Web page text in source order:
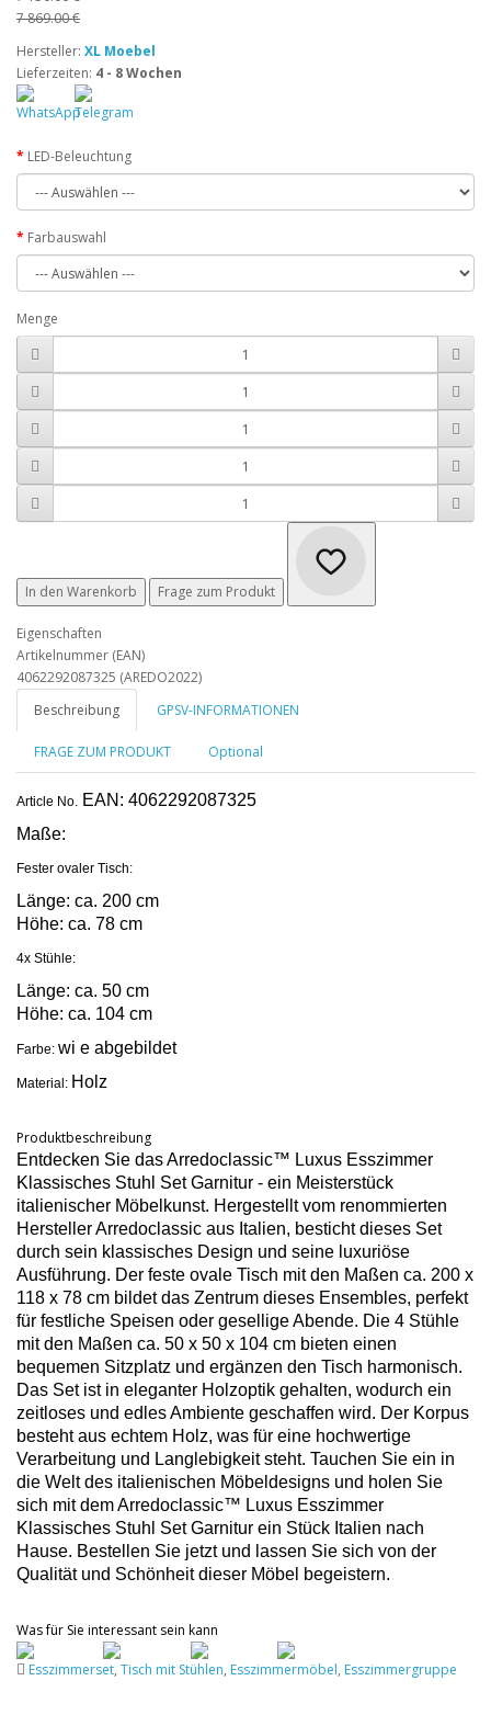
7 869.00 €
Hersteller: XL Moebel
Lieferzeiten: 4 - 8 Wochen
LED-Beleuchtung
Farbauswahl
Menge
In den Warenkorb Frage zum Produkt
Eigenschaften
Artikelnummer (EAN)
4062292087325 (AREDO2022)
Beschreibung
GPSV-INFORMATIONEN
FRAGE ZUM PRODUKT Optional
Article No. EAN: 4062292087325
Maße:
Fester ovaler Tisch:
Länge: ca. 200 cm
Höhe: ca. 78 cm
4x Stühle:
Länge: ca. 50 cm
Höhe: ca. 104 cm
Farbe: wi e abgebildet
Material: Holz
Produktbeschreibung
Entdecken Sie das Arredoclassic™ Luxus Esszimmer
Klassisches Stuhl Set Garnitur - ein Meisterstück
italienischer Möbelkunst. Hergestellt vom renommierten
Hersteller Arredoclassic aus Italien, besticht dieses Set
durch sein klassisches Design und seine luxuriöse
Ausführung. Der feste ovale Tisch mit den Maßen ca. 200 x
118 x 78 cm bildet das Zentrum dieses Ensembles, perfekt
für festliche Speisen oder gesellige Abende. Die 4 Stühle
mit den Maßen ca. 50 x 50 x 104 cm bieten einen
bequemen Sitzplatz und ergänzen den Tisch harmonisch.
Das Set ist in eleganter Holzoptik gehalten, wodurch ein
zeitloses und edles Ambiente geschaffen wird. Der Korpus
besteht aus echtem Holz, was für eine hochwertige
Verarbeitung und Langlebigkeit steht. Tauchen Sie ein in
die Welt des italienischen Möbeldesigns und holen Sie
sich mit dem Arredoclassic™ Luxus Esszimmer
Klassisches Stuhl Set Garnitur ein Stück Italien nach
Hause. Bestellen Sie jetzt und lassen Sie sich von der
Qualität und Schönheit dieser Möbel begeistern.
Was für Sie interessant sein kann
Esszimmerset, Tisch mit Stühlen, Esszimmermöbel, Esszimmergruppe